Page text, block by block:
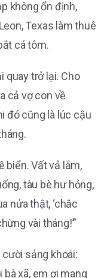
không ổn định,
Texas làm thuê
cá tôm.
quay trở lại. Cho
cả vợ con về
đó cũng là lúc cậu
biển. Vất vả lắm,
tàu bè hư hỏng,
nửa thật, ‘chắc
vài tháng!’”
sảng khoái:
bà xã, em ơi mang